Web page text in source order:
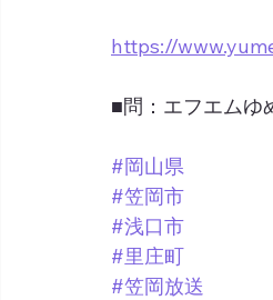
https://
■問：エフエムゆ
#岡山県
#笠岡市
#浅口市
#里庄町
#笠岡放送